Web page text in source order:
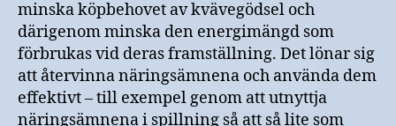
minska köpbehovet av kvävegödsel och
därigenom minska den energimängd som
förbrukas vid deras framställning. Det lönar sig
att återvinna näringsämnena och använda dem
effektivt – till exempel genom att utnyttja
näringsämnena i spillning så att så lite som